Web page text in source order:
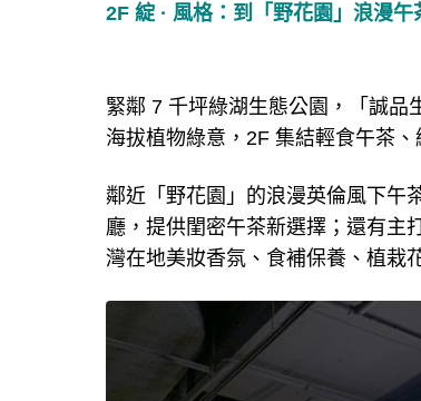
2F 綻 · 風格：到「野花園」浪漫
緊鄰 7 千坪綠湖生態公園，「誠品
海拔植物綠意，2F 集結輕食午茶
鄰近「野花園」的浪漫英倫風下午
廳，提供閨密午茶新選擇；還有主
灣在地美妝香氛、食補保養、植栽